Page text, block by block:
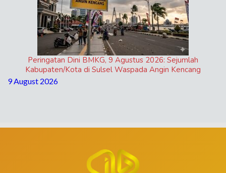
Peringatan Dini BMKG, 9 Agustus 2026: Sejumlah
Kabupaten/Kota di Sulsel Waspada Angin Kencang
9 August 2026